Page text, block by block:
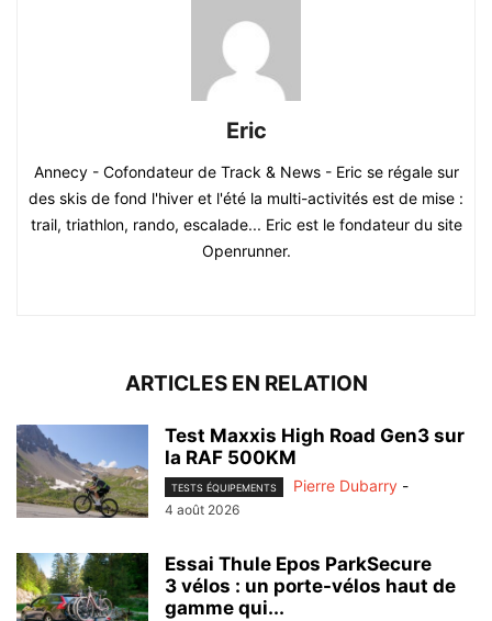
Eric
Annecy - Cofondateur de Track & News - Eric se régale sur
des skis de fond l'hiver et l'été la multi-activités est de mise :
trail, triathlon, rando, escalade... Eric est le fondateur du site
Openrunner.
ARTICLES EN RELATION
Test Maxxis High Road Gen3 sur
la RAF 500KM
TESTS ÉQUIPEMENTS Pierre Dubarry -
4 août 2026
Essai Thule Epos ParkSecure
3 vélos : un porte-vélos haut de
gamme qui...